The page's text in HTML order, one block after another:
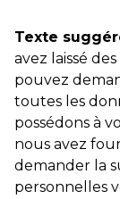
Texte
avez laissé
pouvez
toutes les
possédons à
nous avez
demander la
personnelles